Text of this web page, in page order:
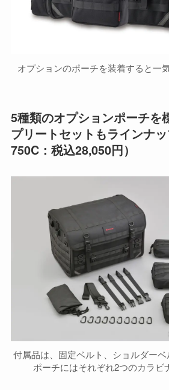
オプションのポーチを装着すると一
5種類のオプションポーチを
プリートセットもラインナ
750C：税込28,050円）
付属品は、固定ベルト、ショルダーベ
ポーチにはそれぞれ2つのカラビ